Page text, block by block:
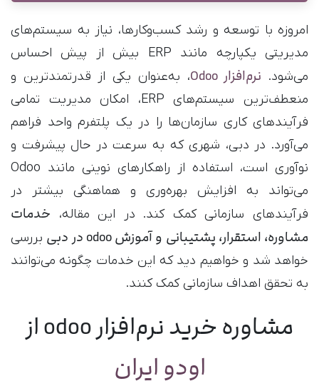
امروزه با توسعه و رشد کسب‌وکارها، نیاز به سیستم‌های
مدیریتی یکپارچه مانند ERP بیش از پیش احساس
می‌شود. ​نرم‌افزار Odoo
، به‌عنوان یکی از قدرتمندترین و
منعطف‌ترین سیستم‌های ERP، امکان مدیریت تمامی
فرآیندهای کاری سازمان‌ها را در یک پلتفرم واحد فراهم
می‌آورد. در دبی، شهری که به سرعت در حال پیشرفت و
نوآوری است، استفاده از راهکارهای نوینی مانند Odoo
می‌تواند به افزایش بهره‌وری و هماهنگی بیشتر در
فرآیندهای سازمانی کمک کند. در این مقاله،
خدمات
مشاوره، استقرار، پشتیبانی و آموزش odoo در دبی
بررسی
خواهد شد و خواهیم دید که این خدمات چگونه می‌توانند
به تحقق اهداف سازمانی کمک کنند.
مشاوره خرید نرم‌افزار odoo از
اودو ایران